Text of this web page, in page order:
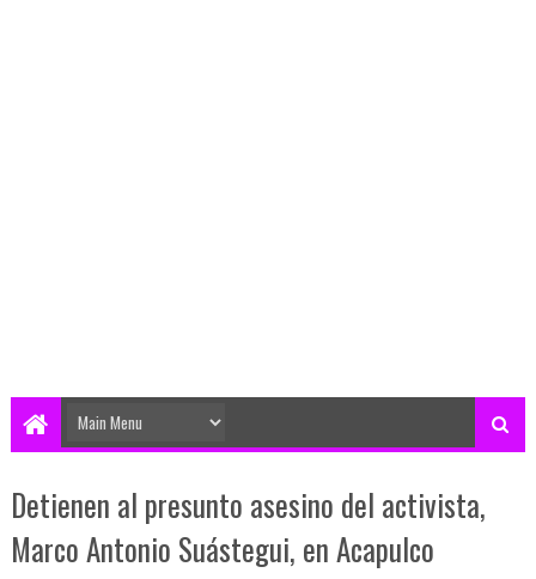
Detienen al presunto asesino del activista,
Marco Antonio Suástegui, en Acapulco